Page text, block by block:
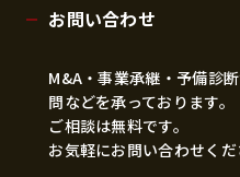
お問い合わせ
M&A・事業承継・予備診
問などを承っております。
ご相談は無料です。
お気軽にお問い合わせくだ